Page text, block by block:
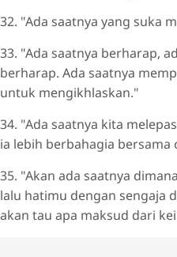
32. "Ada saatnya yang suka
33. "Ada saatnya berharap,
berharap. Ada saatnya
untuk mengikhlaskan."
34. "Ada saatnya kita
ia lebih berbahagia bersama
35. "Akan ada saatnya
lalu hatimu dengan sengaja
akan tau apa maksud dari